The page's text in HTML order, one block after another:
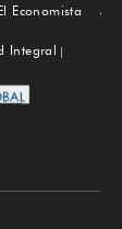
Subir
Economista
Integral